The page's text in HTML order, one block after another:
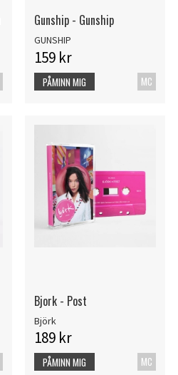
Gunship - Gunship
GUNSHIP
159 kr
MC
PÅMINN MIG
Bjork - Post
Björk
189 kr
MC
PÅMINN MIG